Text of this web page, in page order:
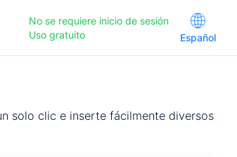
No se requiere inicio de sesión
Uso gratuito
Español
solo clic e inserte fácilmente diversos